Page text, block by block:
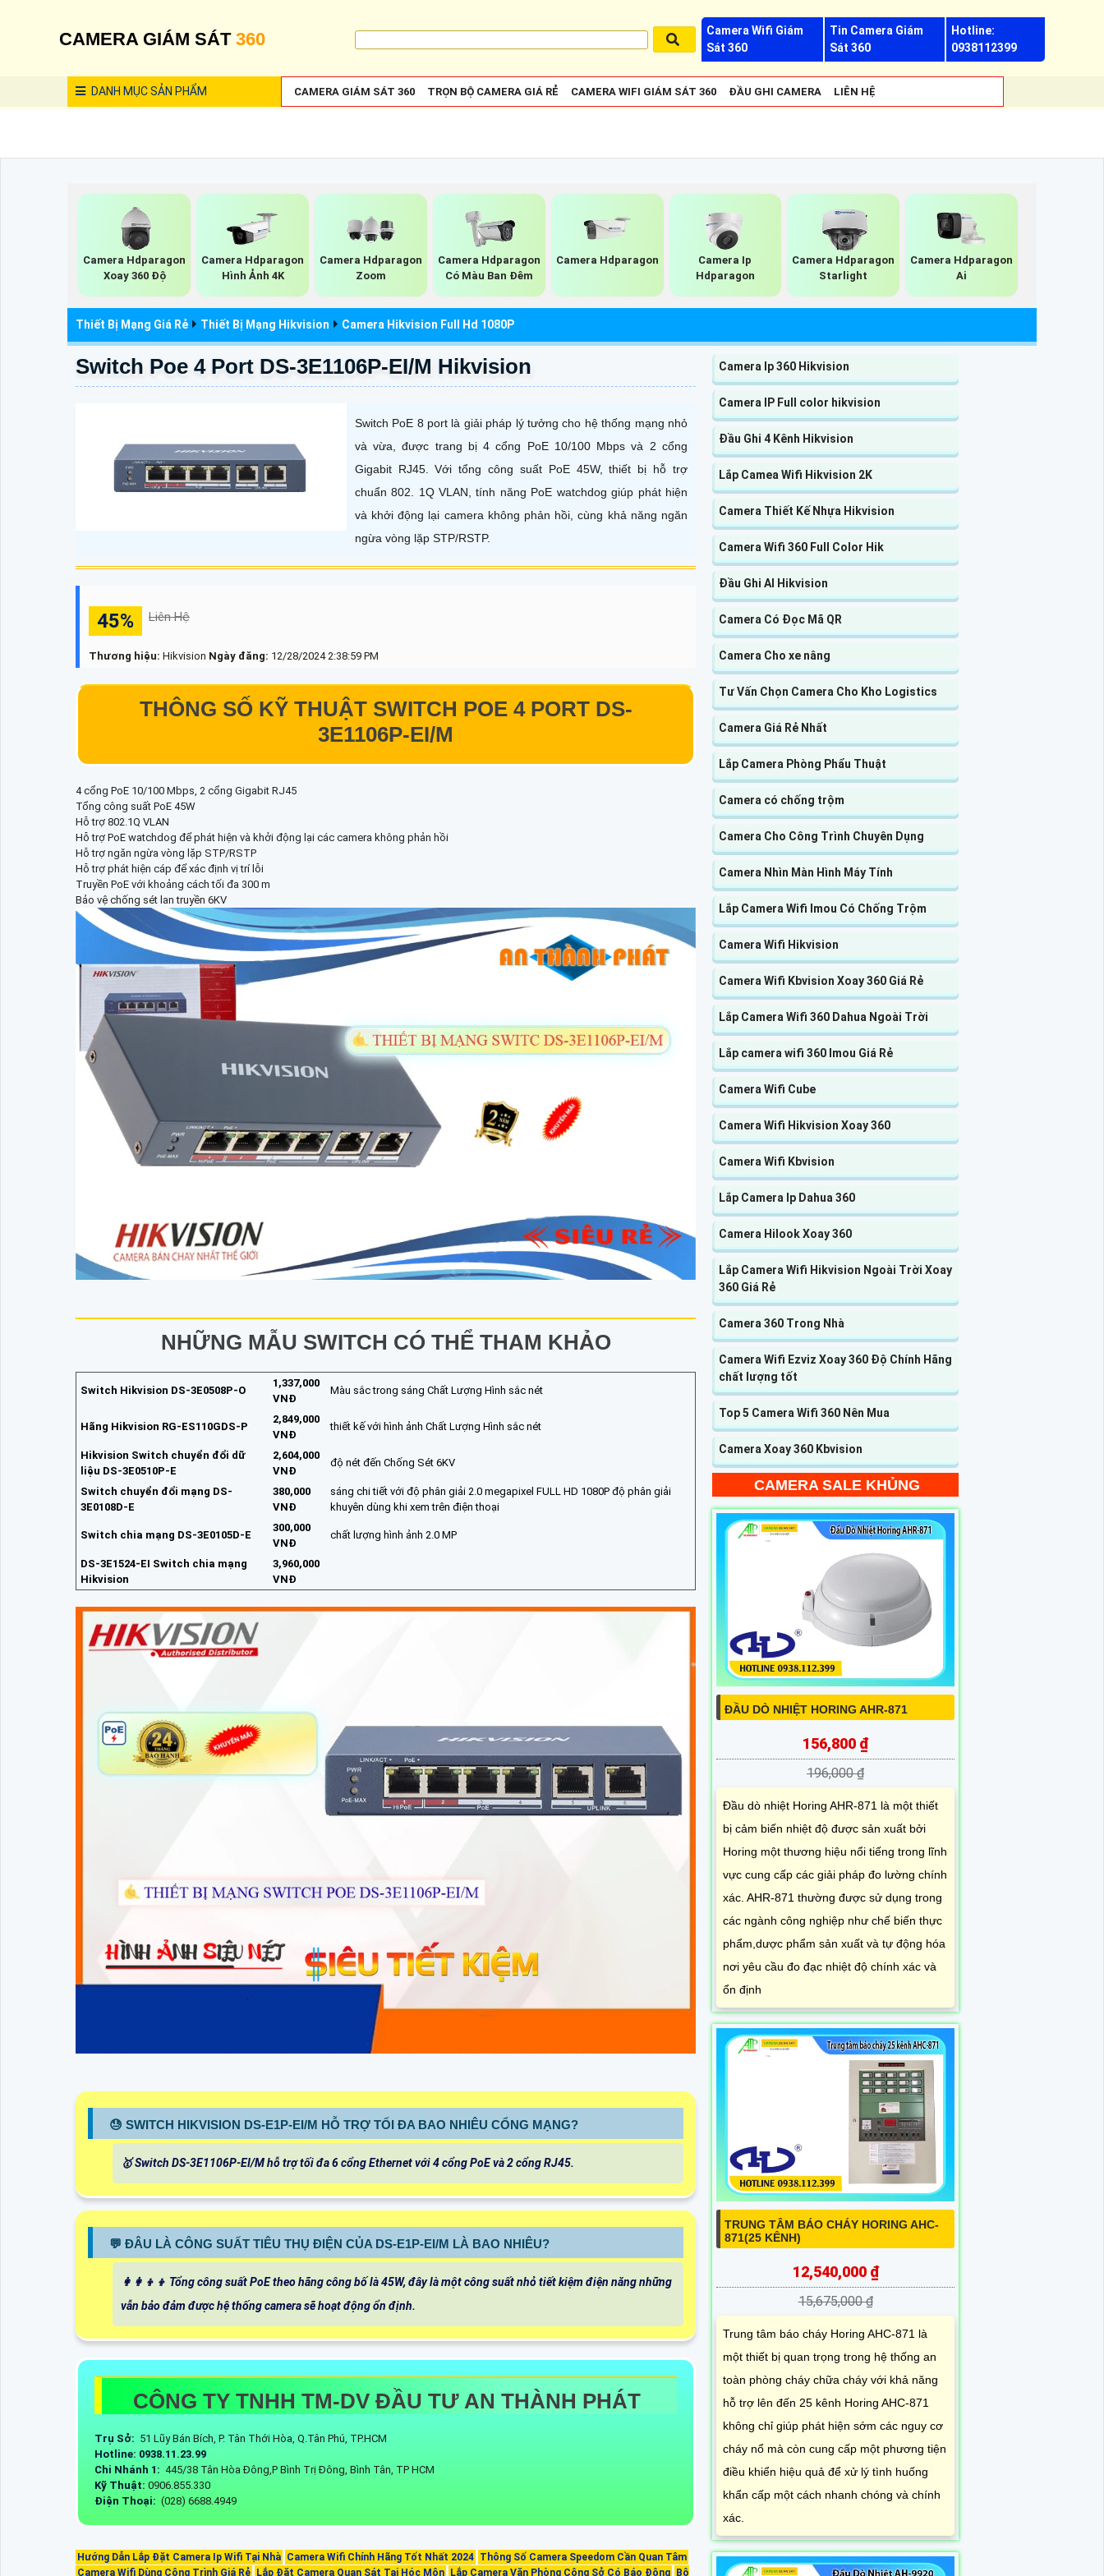
CAMERA GIÁM SÁT 360
Camera Wifi Giám
Sát 360
Tin Camera Giám
Sát 360
Hotline:
0938112399
DANH MỤCSẢN PHẨM CAMERA GIÁM SÁT 360 TRỌN BỘ CAMERA GIÁ RẺ CAMERA WIFI GIÁM SÁT 360 ĐẦU GHI CAMERA LIÊN HỆ
Camera Hdparagon
Xoay 360 Độ
Camera Hdparagon
Hình Ảnh 4K
Camera Hdparagon
Zoom
Camera Hdparagon
Có Màu Ban Đêm
Camera Hdparagon
Camera Ip
Hdparagon
Camera Hdparagon
Starlight
Camera Hdparagon
Ai
Thiết Bị Mạng Giá Rẻ Thiết Bị Mạng Hikvision Camera Hikvision Full Hd 1080P
Switch Poe 4 Port DS-3E1106P-EI/M Hikvision
Switch PoE 8 port là giải pháp lý tưởng cho hệ thống mạng nhỏ
và vừa, được trang bị 4 cổng PoE 10/100 Mbps và 2 cổng
Gigabit RJ45. Với tổng công suất PoE 45W, thiết bị hỗ trợ
chuẩn 802. 1Q VLAN, tính năng PoE watchdog giúp phát hiện
và khởi động lại camera không phản hồi, cùng khả năng ngăn
ngừa vòng lặp STP/RSTP.
45% Liên Hệ
Thương hiệu: Hikvision Ngày đăng: 12/28/2024 2:38:59 PM
THÔNG SỐ KỸ THUẬT SWITCH POE 4 PORT DS-
3E1106P-EI/M
4 cổng PoE 10/100 Mbps, 2 cổng Gigabit RJ45
Tổng công suất PoE 45W
Hỗ trợ 802.1Q VLAN
Hỗ trợ PoE watchdog để phát hiện và khởi động lại các camera không phản hồi
Hỗ trợ ngăn ngừa vòng lặp STP/RSTP
Hỗ trợ phát hiện cáp để xác định vị trí lỗi
Truyền PoE với khoảng cách tối đa 300 m
Bảo vệ chống sét lan truyền 6KV
NHỮNG MẪU SWITCH CÓ THỂ THAM KHẢO
Switch Hikvision DS-3E0508P-O
1,337,000
VNĐ
Màu sắc trong sáng Chất Lượng Hình sắc nét
Hãng Hikvision RG-ES110GDS-P
2,849,000
VNĐ
thiết kế với hình ảnh Chất Lượng Hình sắc nét
Hikvision Switch chuyển đổi dữ
liệu DS-3E0510P-E
2,604,000
VNĐ
độ nét đến Chống Sét 6KV
Switch chuyển đổi mạng DS-
3E0108D-E
380,000
VNĐ
sáng chi tiết với độ phân giải 2.0 megapixel FULL HD 1080P độ phân giải
khuyên dùng khi xem trên điện thoại
Switch chia mạng DS-3E0105D-E
300,000
VNĐ
chất lượng hình ảnh 2.0 MP
DS-3E1524-EI Switch chia mạng
Hikvision
3,960,000
VNĐ
😓 SWITCH HIKVISION DS-E1P-EI/M HỖ TRỢ TỐI ĐA BAO NHIÊU CỔNG MẠNG?
🥇 Switch DS-3E1106P-EI/M hỗ trợ tối đa 6 cổng Ethernet với 4 cổng PoE và 2 cổng RJ45.
️💬 ĐÂU LÀ CÔNG SUẤT TIÊU THỤ ĐIỆN CỦA DS-E1P-EI/M LÀ BAO NHIÊU?
👩‍👩‍👦‍👦 Tổng công suất PoE theo hãng công bố là 45W, đây là một công suất nhỏ tiết kiệm điện năng những
vẫn bảo đảm được hệ thống camera sẽ hoạt động ổn định.
CÔNG TY TNHH TM-DV ĐẦU TƯ AN THÀNH PHÁT
Trụ Sở: 51 Lũy Bán Bích, P. Tân Thới Hòa, Q.Tân Phú, TP.HCM
Hotline: 0938.11.23.99
Chi Nhánh 1: 445/38 Tân Hòa Đông,P Bình Trị Đông, Bình Tân, TP HCM
Kỹ Thuật: 0906.855.330
Điện Thoại: (028) 6688.4949
Hướng Dẫn Lắp Đặt Camera Ip Wifi Tại Nhà Camera Wifi Chính Hãng Tốt Nhất 2024 Thông Số Camera Speedom Cần Quan Tâm
Camera Wifi Dùng Công Trình Giá Rẻ Lắp Đặt Camera Quan Sát Tại Hóc Môn Lắp Camera Văn Phòng Công Sở Có Báo Động Bộ
Camera Ip 360 Hikvision
Camera IP Full color hikvision
Đầu Ghi 4 Kênh Hikvision
Lắp Camea Wifi Hikvision 2K
Camera Thiết Kế Nhựa Hikvision
Camera Wifi 360 Full Color Hik
Đầu Ghi AI Hikvision
Camera Có Đọc Mã QR
Camera Cho xe nâng
Tư Vấn Chọn Camera Cho Kho Logistics
Camera Giá Rẻ Nhất
Lắp Camera Phòng Phẩu Thuật
Camera có chống trộm
Camera Cho Công Trình Chuyên Dụng
Camera Nhìn Màn Hình Máy Tính
Lắp Camera Wifi Imou Có Chống Trộm
Camera Wifi Hikvision
Camera Wifi Kbvision Xoay 360 Giá Rẻ
Lắp Camera Wifi 360 Dahua Ngoài Trời
Lắp camera wifi 360 Imou Giá Rẻ
Camera Wifi Cube
Camera Wifi Hikvision Xoay 360
Camera Wifi Kbvision
Lắp Camera Ip Dahua 360
Camera Hilook Xoay 360
Lắp Camera Wifi Hikvision Ngoài Trời Xoay
360 Giá Rẻ
Camera 360 Trong Nhà
Camera Wifi Ezviz Xoay 360 Độ Chính Hãng
chất lượng tốt
Top 5 Camera Wifi 360 Nên Mua
Camera Xoay 360 Kbvision
CAMERA SALE KHỦNG
ĐẦU DÒ NHIỆT HORING AHR-871
156,800 ₫
196,000 ₫
Đầu dò nhiệt Horing AHR-871 là một thiết
bị cảm biến nhiệt độ được sản xuất bởi
Horing một thương hiệu nổi tiếng trong lĩnh
vực cung cấp các giải pháp đo lường chính
xác. AHR-871 thường được sử dụng trong
các ngành công nghiệp như chế biến thực
phẩm,dược phẩm sản xuất và tự động hóa
nơi yêu cầu đo đạc nhiệt độ chính xác và
ổn định
TRUNG TÂM BÁO CHÁY HORING AHC-
871(25 KÊNH)
12,540,000 ₫
15,675,000 ₫
Trung tâm báo cháy Horing AHC-871 là
một thiết bị quan trọng trong hệ thống an
toàn phòng cháy chữa cháy với khả năng
hỗ trợ lên đến 25 kênh Horing AHC-871
không chỉ giúp phát hiện sớm các nguy cơ
cháy nổ mà còn cung cấp một phương tiện
điều khiển hiệu quả để xử lý tình huống
khẩn cấp một cách nhanh chóng và chính
xác.